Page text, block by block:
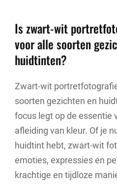
Is zwart-wit
voor alle soorten
huidtinten?
Zwart-wit
soorten gezichten en
focus legt op de essentie
afleiding van kleur. Of je
huidtint hebt, zwart-wit
emoties, expressies en
krachtige en tijdloze